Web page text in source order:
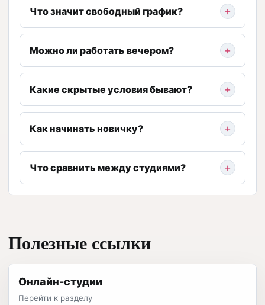
Что значит свободный график?
Можно ли работать вечером?
Какие скрытые условия бывают?
Как начинать новичку?
Что сравнить между студиями?
Полезные ссылки
Онлайн-студии
Перейти к разделу